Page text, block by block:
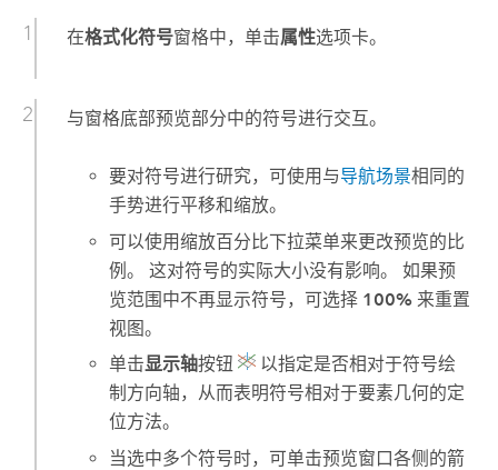
在格式化符号窗格中，单击属性选项卡。
与窗格底部预览部分中的符号进行交互。
要对符号进行研究，可使用与导航场景相同的
手势进行平移和缩放。
可以使用缩放百分比下拉菜单来更改预览的比
例。 这对符号的实际大小没有影响。 如果预
览范围中不再显示符号，可选择 100% 来重置
视图。
单击显示轴按钮
以指定是否相对于符号绘
制方向轴，从而表明符号相对于要素几何的定
位方法。
当选中多个符号时，可单击预览窗口各侧的箭